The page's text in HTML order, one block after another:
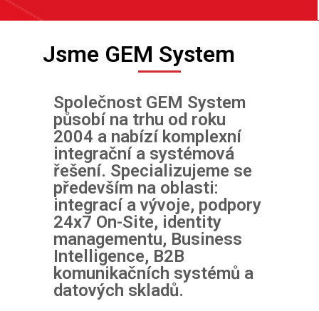
Jsme GEM System
Společnost GEM System
působí na trhu od roku
2004 a nabízí komplexní
integrační a systémová
řešení. Specializujeme se
především na oblasti:
integrací a vývoje, podpory
24x7 On-Site, identity
managementu, Business
Intelligence, B2B
komunikačních systémů a
datových skladů.